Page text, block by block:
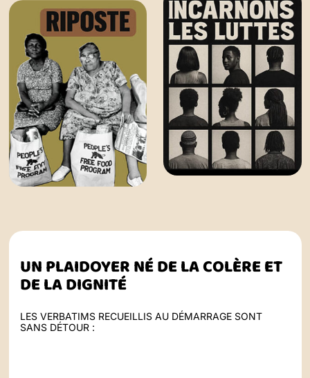
UN PLAIDOYER NÉ DE LA COLÈRE ET
DE LA DIGNITÉ
LES VERBATIMS RECUEILLIS AU DÉMARRAGE SONT
SANS DÉTOUR :